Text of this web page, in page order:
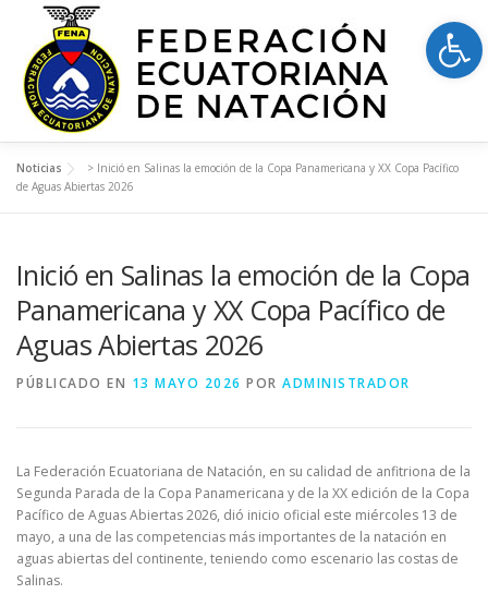
contenido
Menú
NOSOTROS
LICENCIAS FENA DOCUMENTOS CALENDARIO
CONTACTOS
Noticias > Inició en Salinas la emoción de la Copa Panamericana y XX Copa Pacífico
de Aguas Abiertas 2026
Inició en Salinas la emoción de la Copa
Panamericana y XX Copa Pacífico de
Aguas Abiertas 2026
PÚBLICADO EN 13 MAYO 2026 POR ADMINISTRADOR
La Federación Ecuatoriana de Natación, en su calidad de anfitriona de la
Segunda Parada de la Copa Panamericana y de la XX edición de la Copa
Pacífico de Aguas Abiertas 2026, dió inicio oficial este miércoles 13 de
mayo, a una de las competencias más importantes de la natación en
aguas abiertas del continente, teniendo como escenario las costas de
Salinas.